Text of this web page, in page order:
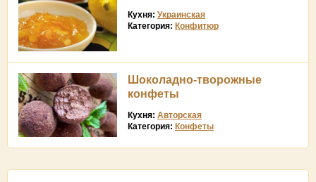
Кухня: Украинская
Категория: Конфитюр
Шоколадно-творожные
конфеты
Кухня: Авторская
Категория: Конфеты